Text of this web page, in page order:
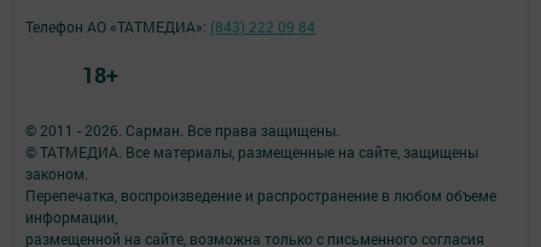
© 2011 - 2026. Сарман. Все права защищены.
© ТАТМЕДИА. Все материалы, размещенные на сайте, защищены
законом.
Перепечатка, воспроизведение и распространение в любом объеме
информации,
размещенной на сайте, возможна только с письменного согласия
Телефон АО «ТАТМЕДИА»: (843) 222 09 84
18+